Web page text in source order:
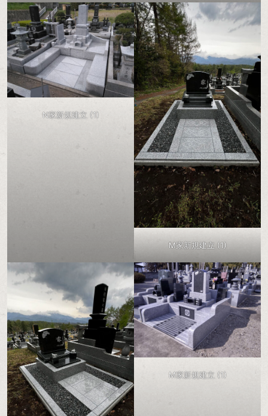
N家新規建立 (1)
M家新規建立 (1)
M家新規建立 (1)